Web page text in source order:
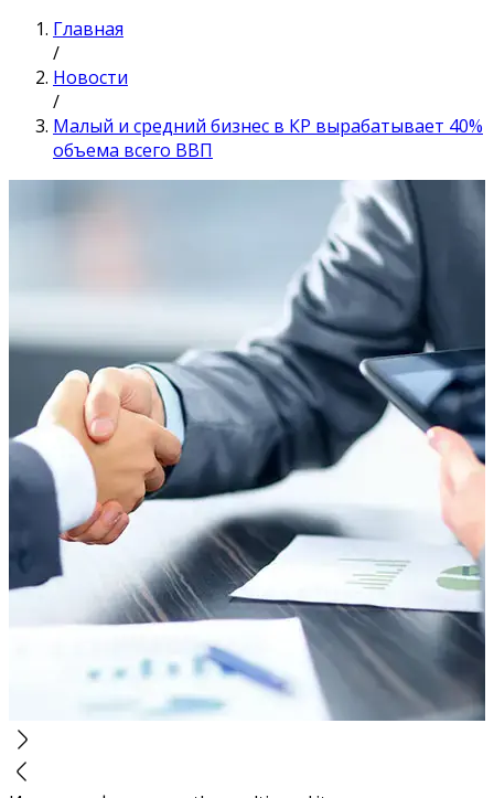
Главная
/
Новости
/
Малый и средний бизнес в КР вырабатывает 40%
объема всего ВВП